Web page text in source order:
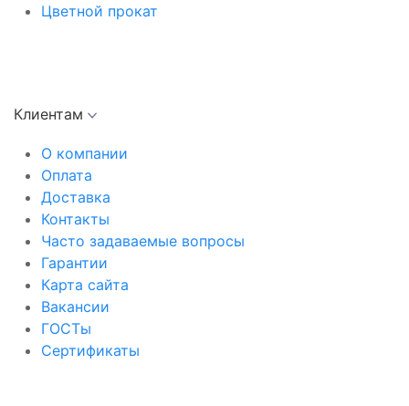
Цветной прокат
Клиентам
О компании
Оплата
Доставка
Контакты
Часто задаваемые вопросы
Гарантии
Карта сайта
Вакансии
ГОСТы
Сертификаты